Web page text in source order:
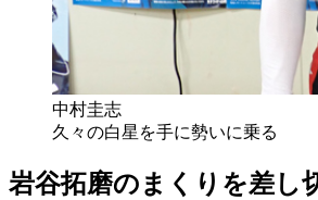
中村圭志
久々の白星を手に勢いに乗る
岩谷拓磨のまくりを差し